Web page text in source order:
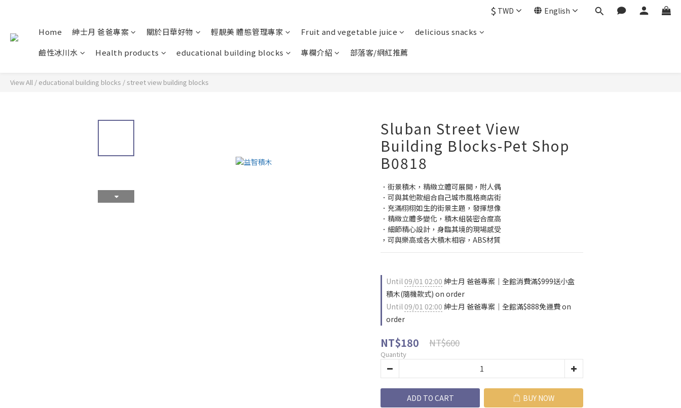
$ TWD English
Home 紳士月 爸爸專案 關於日華好物 輕靚美 體態管理專家 Fruit and vegetable juice
delicious snacks
鹼性冰川水
Health products educational building blocks 專欄介紹 部落客/網紅推薦
View All / educational building blocks / street view building blocks
Sluban Street View
Building Blocks-Pet Shop
B0818
．街景積木，精緻立體可展開，附人偶
．可與其他款組合自己城市風格商店街
．充滿栩栩如生的街景主題，發揮想像
．精緻立體多變化，積木組裝密合度高
．細節精心設計，身臨其境的現場感受
，可與樂高或各大積木相容，ABS材質
Until09/01 02:00 紳士月 爸爸專案｜全館消費滿$999送小盒
積木(隨機款式) on order
Until09/01 02:00 紳士月 爸爸專案｜全館滿$888免運費 on
order
NT$180 NT$600
Quantity
ADD TO CART BUY NOW